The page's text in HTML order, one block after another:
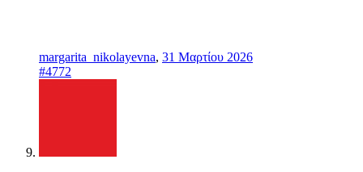
margarita_nikolayevna, 31 Μαρτίου 2026
#4772